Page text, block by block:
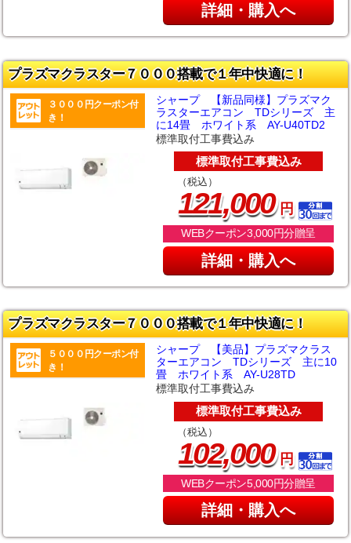
詳細・購入へ
プラズマクラスター７０００搭載で１年中快適に！
３０００円クーポン付
き！
シャープ 【新品同様】プラズマク
ラスターエアコン TDシリーズ 主
に14畳 ホワイト系 AY-U40TD2
標準取付工事費込み
標準取付工事費込み
（税込）
121,000円
WEBクーポン3,000円分贈呈
詳細・購入へ
プラズマクラスター７０００搭載で１年中快適に！
５０００円クーポン付
き！
シャープ 【美品】プラズマクラス
ターエアコン TDシリーズ 主に10
畳 ホワイト系 AY-U28TD
標準取付工事費込み
標準取付工事費込み
（税込）
102,000円
WEBクーポン5,000円分贈呈
詳細・購入へ